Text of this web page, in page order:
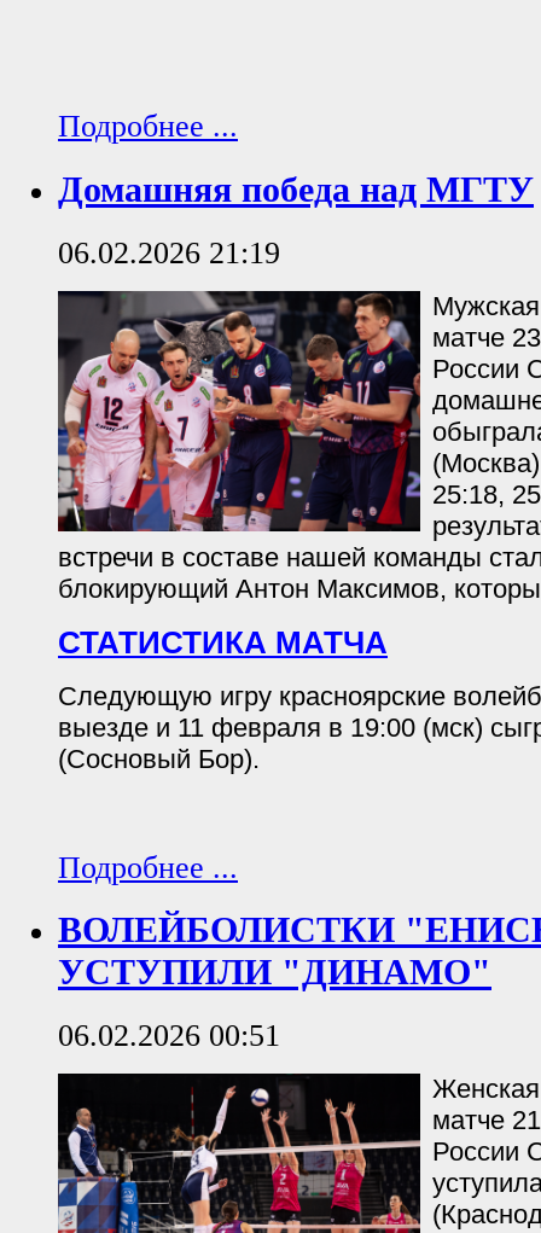
Подробнее ...
Домашняя победа над МГТУ
06.02.2026 21:19
матче
России
25:18,
встречи в составе нашей команды
блокирующий Антон Максимов,
СТАТИСТИКА МАТЧА
Следующую игру красноярские
выезде и 11 февраля в 19:00 (мск)
(Сосновый Бор).
Подробнее ...
ВОЛЕЙБОЛИСТКИ
УСТУПИЛИ "ДИНАМО"
06.02.2026 00:51
матче
России